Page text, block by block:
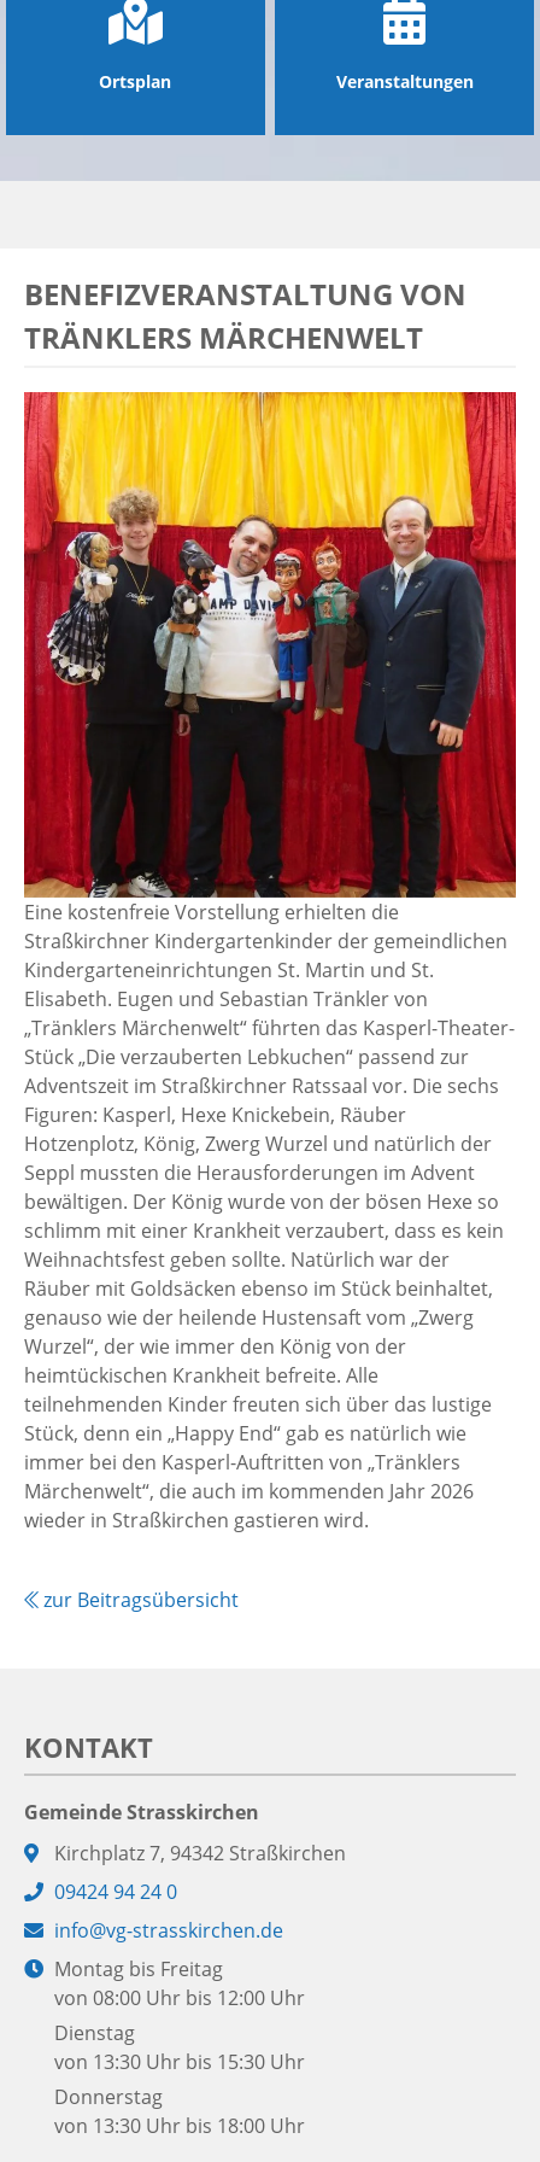
Ortsplan Veranstaltungen
BENEFIZVERANSTALTUNG VON
TRÄNKLERS MÄRCHENWELT
Eine kostenfreie Vorstellung erhielten die
Straßkirchner Kindergartenkinder der gemeindlichen
Kindergarteneinrichtungen St. Martin und St.
Elisabeth. Eugen und Sebastian Tränkler von
„Tränklers Märchenwelt“ führten das Kasperl-Theater-
Stück „Die verzauberten Lebkuchen“ passend zur
Adventszeit im Straßkirchner Ratssaal vor. Die sechs
Figuren: Kasperl, Hexe Knickebein, Räuber
Hotzenplotz, König, Zwerg Wurzel und natürlich der
Seppl mussten die Herausforderungen im Advent
bewältigen. Der König wurde von der bösen Hexe so
schlimm mit einer Krankheit verzaubert, dass es kein
Weihnachtsfest geben sollte. Natürlich war der
Räuber mit Goldsäcken ebenso im Stück beinhaltet,
genauso wie der heilende Hustensaft vom „Zwerg
Wurzel“, der wie immer den König von der
heimtückischen Krankheit befreite. Alle
teilnehmenden Kinder freuten sich über das lustige
Stück, denn ein „Happy End“ gab es natürlich wie
immer bei den Kasperl-Auftritten von „Tränklers
Märchenwelt“, die auch im kommenden Jahr 2026
wieder in Straßkirchen gastieren wird.
zur Beitragsübersicht
KONTAKT
Gemeinde Strasskirchen
Adresse:
Kirchplatz 7, 94342 Straßkirchen
Telefon:
09424 94 24 0
E-
Mail:
info@vg-strasskirchen.de
Öffnungszeiten:
Montag bis Freitag
von 08:00 Uhr bis 12:00 Uhr
Dienstag
von 13:30 Uhr bis 15:30 Uhr
Donnerstag
von 13:30 Uhr bis 18:00 Uhr